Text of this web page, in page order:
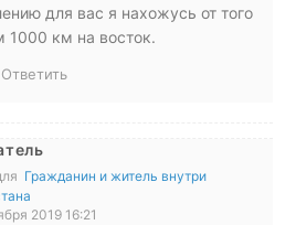
для вас я нахожусь от того
1000 км на восток.
Ответить
Гражданин и житель внутри
2019 16:21